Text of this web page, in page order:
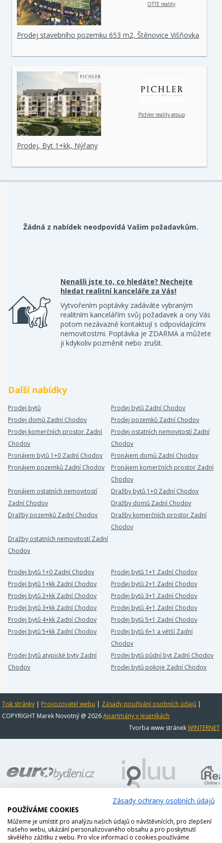
OTTE reality
Prodej stavebního pozemku 653 m2, Štěnovice Višňovka
Pichler reality group
Prodej, Byt 1+kk, Nýřany
Žádná z nabídek neodpovídá Vašim požadavkům.
Nenašli jste to, co hledáte? Nechejte
hledat realitní kanceláře za Vás!
Vytvořením poptávky zadáváte vybraným
realitním kancelářím svůj požadavek a ony Vás
potom nezávazně kontaktují s odpovídajícími
nemovitostmi. Poptávka je ZDARMA a můžete
ji kdykoliv pozměnit nebo zrušit.
Další nabídky
Prodej bytů
Prodej bytů Zadní Chodov
Prodej domů Zadní Chodov
Prodej pozemků Zadní Chodov
Prodej komerčních prostor Zadní
Chodov
Prodej ostatních nemovitostí Zadní
Chodov
Pronájem bytů 1+0 Zadní Chodov
Pronájem domů Zadní Chodov
Pronájem pozemků Zadní Chodov
Pronájem komerčních prostor Zadní
Chodov
Pronájem ostatních nemovitostí
Zadní Chodov
Dražby bytů 1+0 Zadní Chodov
Dražby domů Zadní Chodov
Dražby pozemků Zadní Chodov
Dražby komerčních prostor Zadní
Chodov
Dražby ostatních nemovitostí Zadní
Chodov
Prodej bytů 1+0 Zadní Chodov
Prodej bytů 1+1 Zadní Chodov
Prodej bytů 1+kk Zadní Chodov
Prodej bytů 2+1 Zadní Chodov
Prodej bytů 2+kk Zadní Chodov
Prodej bytů 3+1 Zadní Chodov
Prodej bytů 3+kk Zadní Chodov
Prodej bytů 4+1 Zadní Chodov
Prodej bytů 4+kk Zadní Chodov
Prodej bytů 5+1 Zadní Chodov
Prodej bytů 5+kk Zadní Chodov
Prodej bytů 6+1 a větší Zadní
Chodov
Prodej bytů atypické byty Zadní
Chodov
Prodej bytů půdní byt Zadní Chodov
Prodej bytů pokoje Zadní Chodov
Tisk stránky | Provozovatel webu | Zásady používání osobních údajů |
COPYRIGHT Marek Novotný @ 2026Apartmány v Jeseníkách
Tvorba www stránekWINTERNET
Zásady ochrany osobních údajů
POUŽÍVÁME COOKIES
Můžeme je umístit pro analýzu našich údajů o návštěvnících, pro zlepšení
našeho webu, ukázání personalizovaného obsahu a pro poskytnutí
skvělého zážitku z webu. Pro více informací o cookies používáme